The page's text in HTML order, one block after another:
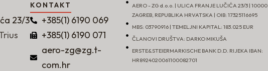
23/3
KONTAKT
+385(1) 6190 069
+385(1) 6190 071
aero-zg@zg.t-
com.hr
AERO - ZG d.o.o. | ULICA FRANJE LUČIĆA 23/3 | 10000
ZAGREB, REPUBLIKA HRVATSKA | OIB: 17325116695
MBS: 03790916 | TEMELJNI KAPITAL: 183.025 EUR
ČLANOVI DRUŠTVA: DARKO MIKUŠA
ERSTE&STEIERMARKISCHE BANK D.D. RIJEKA IBAN:
HR8924020061100082701